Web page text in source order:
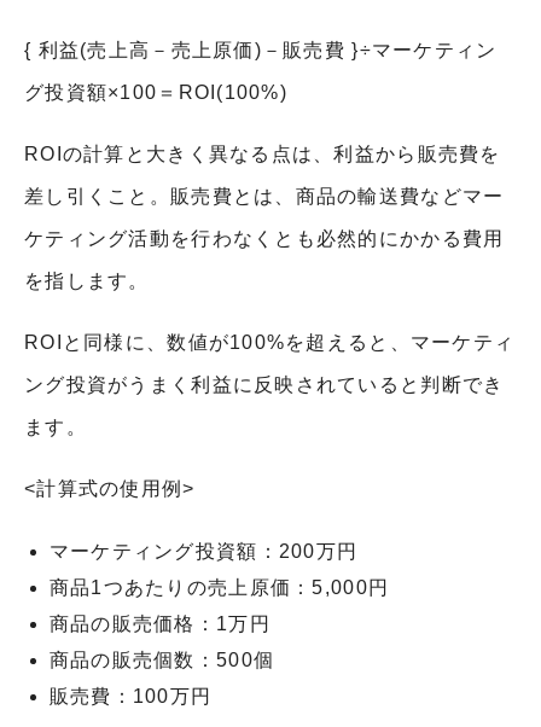
{ 利益(売上高－売上原価)－販売費 }÷マーケティン
グ投資額×100＝ROI(100%)
ROIの計算と大きく異なる点は、利益から販売費を
差し引くこと。販売費とは、商品の輸送費などマー
ケティング活動を行わなくとも必然的にかかる費用
を指します。
ROIと同様に、数値が100%を超えると、マーケティ
ング投資がうまく利益に反映されていると判断でき
ます。
<計算式の使用例>
マーケティング投資額：200万円
商品1つあたりの売上原価：5,000円
商品の販売価格：1万円
商品の販売個数：500個
販売費：100万円